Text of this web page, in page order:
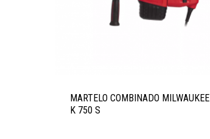
MARTELO COMBINADO MILWAUKEE
K 750 S